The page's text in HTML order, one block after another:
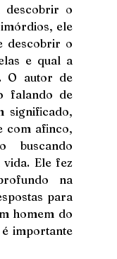
descobrir o
ele
descobrir o
e qual a
O autor de
falando de
significado,
com afinco,
buscando
Ele fez
na
para
homem do
importante